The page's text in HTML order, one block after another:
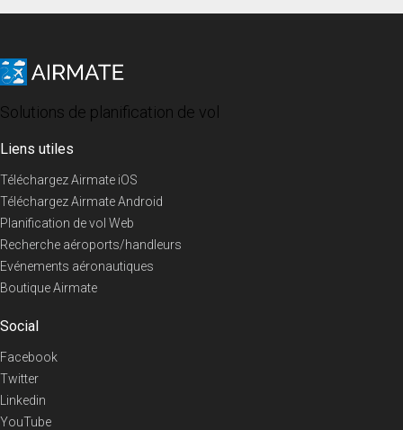
Solutions de planification de vol
Liens utiles
Téléchargez Airmate iOS
Téléchargez Airmate Android
Planification de vol Web
Recherche aéroports/handleurs
Evénements aéronautiques
Boutique Airmate
Social
Facebook
Twitter
Linkedin
YouTube